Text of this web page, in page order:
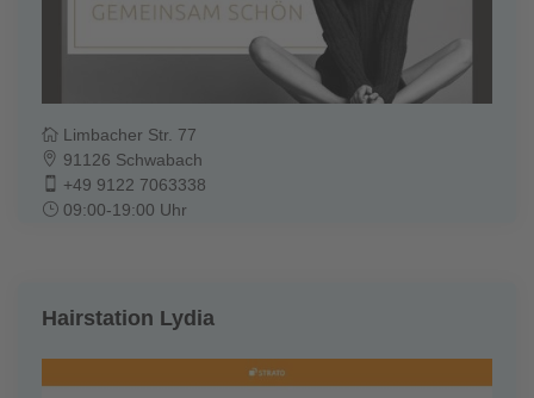
Limbacher Str. 77
91126 Schwabach
+49 9122 7063338
09:00-19:00 Uhr
Hairstation Lydia